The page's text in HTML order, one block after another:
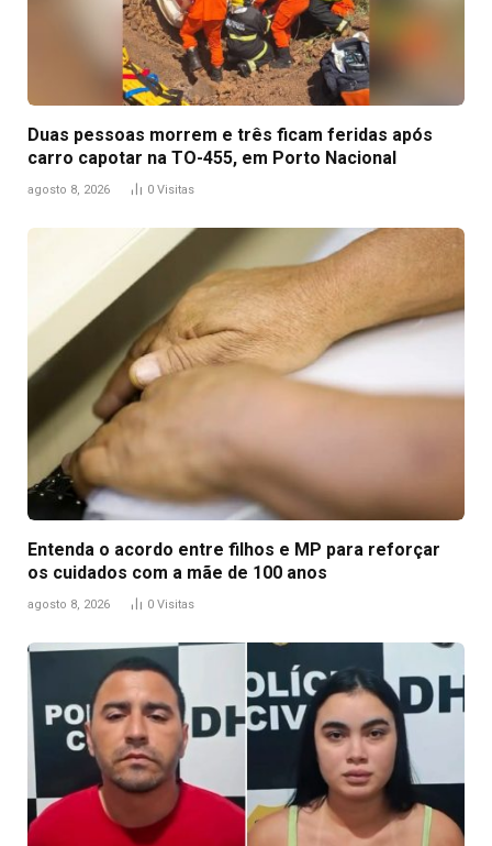
Duas pessoas morrem e três ficam feridas após
carro capotar na TO-455, em Porto Nacional
agosto 8, 2026 0 Visitas
Entenda o acordo entre filhos e MP para reforçar
os cuidados com a mãe de 100 anos
agosto 8, 2026 0 Visitas